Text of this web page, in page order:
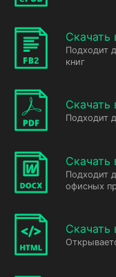
Скачать
Подходит
книг
Скачать
Подходит
Скачать
Подходит
офисных
Скачать